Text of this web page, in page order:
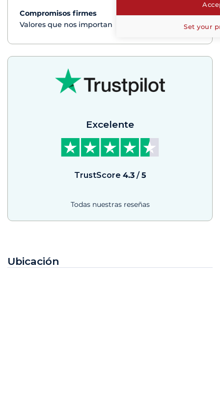
Compromisos firmes
Ver+
Valores que nos importan
Excelente
TrustScore 4.3/5
Todas nuestras reseñas
Ubicación
Set your